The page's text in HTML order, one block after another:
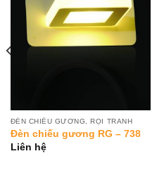
Add to
Wishlist
ĐÈN CHIẾU GƯƠNG, RỌI TRANH
Đèn chiếu gương RG – 738
Liên hệ